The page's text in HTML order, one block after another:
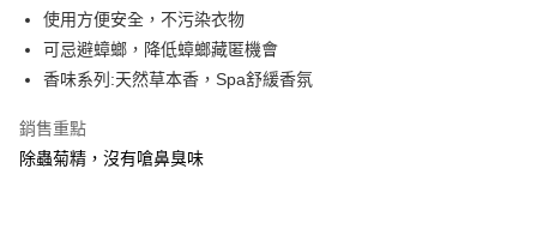
街口支付
悠遊付
使用方便安全，不污染衣物
可忌避蟑螂，降低蟑螂藏匿機會
香味系列:天然草本香，Spa舒緩香氛
銷售重點
除蟲菊精，沒有嗆鼻臭味